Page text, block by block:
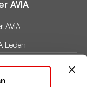
AVIA
AVIA
Leden